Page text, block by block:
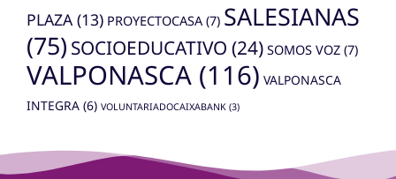
PLAZA (13) PROYECTOCASA (7) SALESIANAS
(75) SOCIOEDUCATIVO (24) SOMOS VOZ (7)
VALPONASCA (116) VALPONASCA
INTEGRA (6) VOLUNTARIADOCAIXABANK (3)